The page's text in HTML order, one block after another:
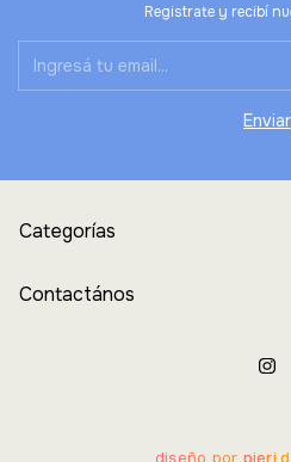
Registrate y recibí
Categorías
Contactános
diseño por